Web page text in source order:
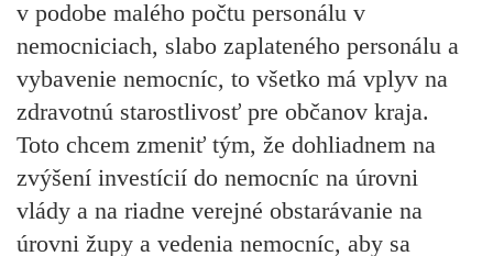
v podobe malého počtu personálu v
nemocniciach, slabo zaplateného personálu a
vybavenie nemocníc, to všetko má vplyv na
zdravotnú starostlivosť pre občanov kraja.
Toto chcem zmeniť tým, že dohliadnem na
zvýšení investícií do nemocníc na úrovni
vlády a na riadne verejné obstarávanie na
úrovni župy a vedenia nemocníc, aby sa